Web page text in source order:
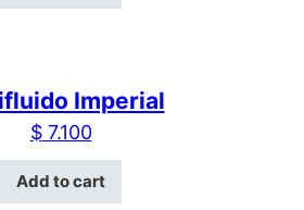
Imperial
$7.100
Add to cart